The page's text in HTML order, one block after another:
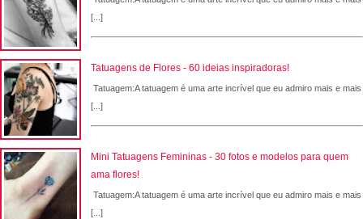
[...]
Tatuagens de Flores - 60 ideias inspiradoras!
Tatuagem:A tatuagem é uma arte incrível que eu admiro mais e mais
[...]
Mini Tatuagens Femininas - 30 fotos e modelos para quem
ama flores!
Tatuagem:A tatuagem é uma arte incrível que eu admiro mais e mais
[...]